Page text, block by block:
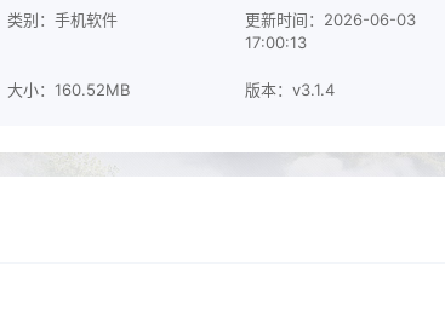
类别：手机软件
更新时间：2026-06-03
17:00:13
大小：160.52MB 版本：v3.1.4